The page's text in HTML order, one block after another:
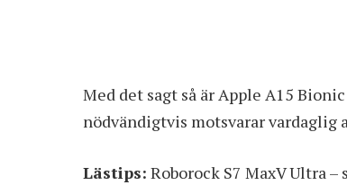
Med det sagt så är Apple A15 Bionic
nödvändigtvis motsvarar vardaglig
Lästips: Roborock S7 MaxV Ultra